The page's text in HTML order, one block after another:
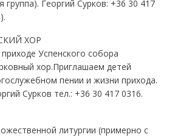
группа). Георгий Сурков: +36 30 417
ХОР
Успенского собора
хор.Приглашаем детей
пении и жизни прихода.
Сурков тел.: +36 30 417 0316.
литургии (примерно с